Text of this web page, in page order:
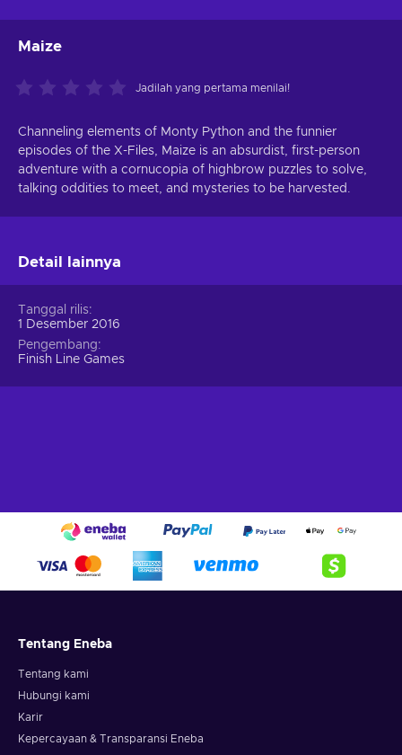
Maize
Jadilah yang pertama menilai!
Channeling elements of Monty Python and the funnier
episodes of the X-Files, Maize is an absurdist, first-person
adventure with a cornucopia of highbrow puzzles to solve,
talking oddities to meet, and mysteries to be harvested.
Detail lainnya
Tanggal rilis
1 Desember 2016
Pengembang
Finish Line Games
Tentang Eneba
Tentang kami
Hubungi kami
Karir
Kepercayaan & Transparansi Eneba